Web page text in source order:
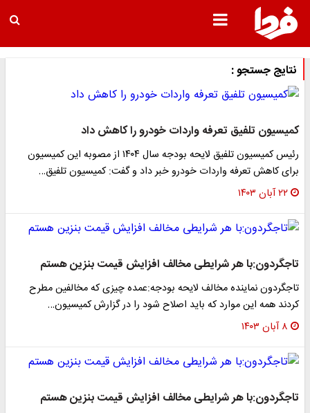
نتایج جستجو :
کمیسیون تلفیق تعرفه واردات خودرو را کاهش داد
رئیس کمیسیون تلفیق لایحه بودجه سال ۱۴۰۴ از مصوبه این کمیسیون
برای کاهش تعرفه واردات خودرو خبر داد و گفت: کمیسیون تلفیق…
۲۲ آبان ۱۴۰۳
تاجگردون:با هر شرایطی مخالف افزایش قیمت بنزین هستم
تاجگردون نماینده مخالف لایحه بودجه:عمده چیزی که مخالفین مطرح
کردند همه این موارد که باید اصلاح شود را در گزارش کمیسیون…
۸ آبان ۱۴۰۳
تاجگردون:با هر شرایطی مخالف افزایش قیمت بنزین هستم